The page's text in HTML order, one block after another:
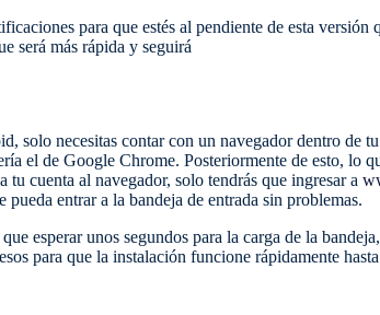
para que estés al pendiente de esta versión
será más rápida y seguirá
solo necesitas contar con un navegador dentro de
el de Google Chrome. Posteriormente de esto, lo
cuenta al navegador, solo tendrás que ingresar a
pueda entrar a la bandeja de entrada sin problemas.
esperar unos segundos para la carga de la
para que la instalación funcione rápidamente